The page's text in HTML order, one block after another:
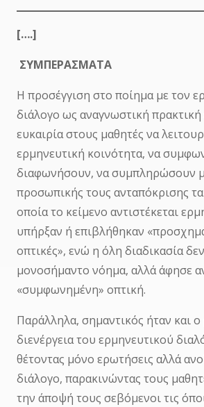
[….]
ΣΥΜΠΕΡΑΣΜΑΤΑ
Η προσέγγιση στο ποίημα με τον
διάλογο ως αναγνωστική
ευκαιρία στους μαθητές να
ερμηνευτική κοινότητα, να
διαφωνήσουν, να συμπληρώσουν
προσωπικής τους ανταπόκρισης
οποία το κείμενο αντιστέκεται
υπήρξαν ή επιβλήθηκαν
οπτικές», ενώ η όλη διαδικασία
μονοσήμαντο νόημα, αλλά άφησε
«συμφωνημένη» οπτική.
Παράλληλα, σημαντικός ήταν και
διενέργεια του ερμηνευτικού
θέτοντας μόνο ερωτήσεις αλλά
διάλογο, παρακινώντας τους
την άποψή τους σεβόμενοι τις